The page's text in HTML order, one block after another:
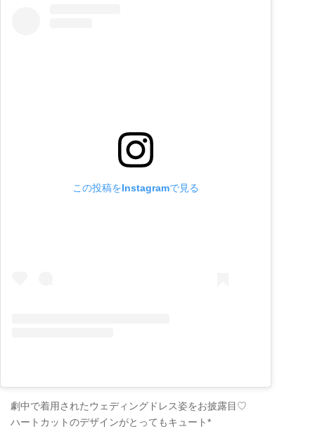
この投稿をInstagramで見る
劇中で着用されたウェディングドレス姿をお披露目♡
ハートカットのデザインがとってもキュート*